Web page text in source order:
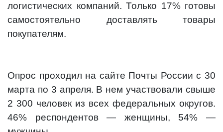
логистических компаний. Только 17% готовы
самостоятельно доставлять товары
покупателям.
Опрос проходил на сайте Почты России с 30
марта по 3 апреля. В нем участвовали свыше
2 300 человек из всех федеральных округов.
46% респондентов — женщины, 54% —